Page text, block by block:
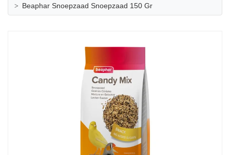
Beaphar Snoepzaad Snoepzaad 150 Gr